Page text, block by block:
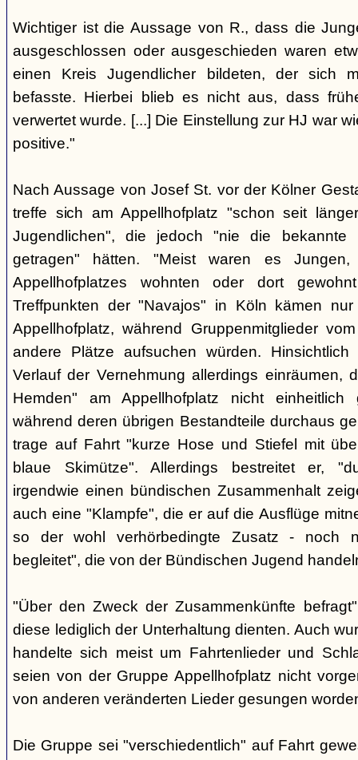
Wichtiger ist die Aussage von R., dass die
ausgeschlossen oder ausgeschieden waren
einen Kreis Jugendlicher bildeten, der sich
befasste. Hierbei blieb es nicht aus, dass
verwertet wurde. [...] Die Einstellung zur HJ war
positive."
Nach Aussage von Josef St. vor der Kölner
treffe sich am Appellhofplatz "schon seit
Jugendlichen", die jedoch "nie die
getragen" hätten. "Meist waren es
Appellhofplatzes wohnten oder dort
Treffpunkten der "Navajos" in Köln kämen
Appellhofplatz, während Gruppenmitglieder
andere Plätze aufsuchen würden.
Verlauf der Vernehmung allerdings einräumen,
Hemden" am Appellhofplatz nicht einheitlich
während deren übrigen Bestandteile durchaus
trage auf Fahrt "kurze Hose und Stiefel mit
blaue Skimütze". Allerdings bestreitet er,
irgendwie einen bündischen Zusammenhalt
auch eine "Klampfe", die er auf die Ausflüge
so der wohl verhörbedingte Zusatz - noch
begleitet", die von der Bündischen Jugend
"Über den Zweck der Zusammenkünfte
diese lediglich der Unterhaltung dienten. Auch
handelte sich meist um Fahrtenlieder und
seien von der Gruppe Appellhofplatz nicht
von anderen veränderten Lieder gesungen
Die Gruppe sei "verschiedentlich" auf Fahrt